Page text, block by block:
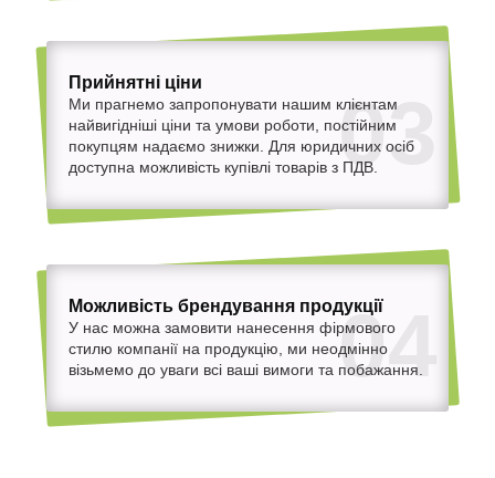
03
Прийнятні ціни
Ми прагнемо запропонувати нашим клієнтам
найвигідніші ціни та умови роботи, постійним
покупцям надаємо знижки. Для юридичних осіб
доступна можливість купівлі товарів з ПДВ.
04
Можливість брендування продукції
У нас можна замовити нанесення фірмового
стилю компанії на продукцію, ми неодмінно
візьмемо до уваги всі ваші вимоги та побажання.